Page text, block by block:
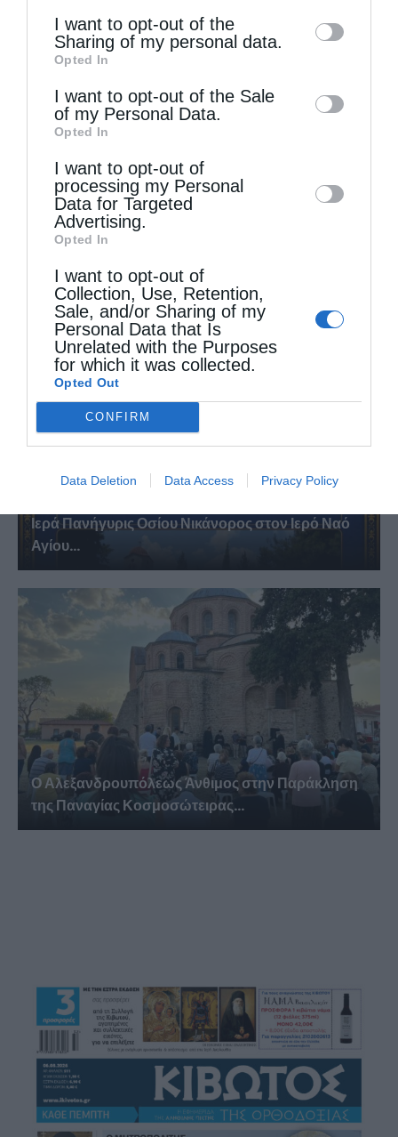
information by third parties on the IAB’s list
of downstream participants. This
information may also be disclosed by us to
third parties on theIAB’s List of
Downstream Participants
disclose it to other third parties.
I want to opt-out of the
Sharing of my personal data.
Opted In
I want to opt-out of the Sale
of my Personal Data.
Opted In
I want to opt-out of
processing my Personal
Data for Targeted
Advertising.
Opted In
I want to opt-out of
Collection, Use, Retention,
Sale, and/or Sharing of my
Personal Data that Is
Unrelated with the Purposes
for which it was collected.
Opted Out
CONFIRM
Data Deletion Data Access Privacy Policy
Θεία Λειτουργία στην Παναγιά Πεδιάδος
Θεία Λειτουργία στο Μασταμπά Ηρακλείου
Πανηγυρίζει το Ιερό Ναΐδριο Μεταμορφώσεως του
Σωτήρος Ατραπού...
Ιερά Πανήγυρις Οσίου Νικάνορος στον Ιερό Ναό
Αγίου...
Ο Αλεξανδρουπόλεως Άνθιμος στην Παράκληση
της Παναγίας Κοσμοσώτειρας...